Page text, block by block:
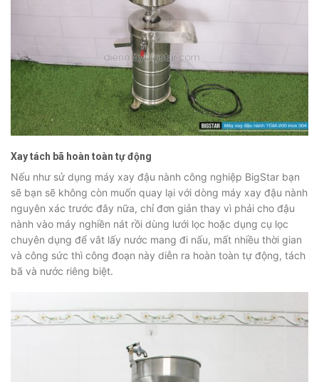
Xay tách bã hoàn toàn tự động
Nếu như sử dụng máy xay đậu nành công nghiệp BigStar bạn
sẽ bạn sẽ không còn muốn quay lại với dòng máy xay đậu nành
nguyên xác trước đây nữa, chỉ đơn giản thay vì phải cho đậu
nành vào máy nghiền nát rồi dùng lưới lọc hoặc dụng cụ lọc
chuyên dụng để vắt lấy nước mang đi nấu, mất nhiều thời gian
và công sức thì công đoạn này diễn ra hoàn toàn tự động, tách
bã và nước riêng biệt.